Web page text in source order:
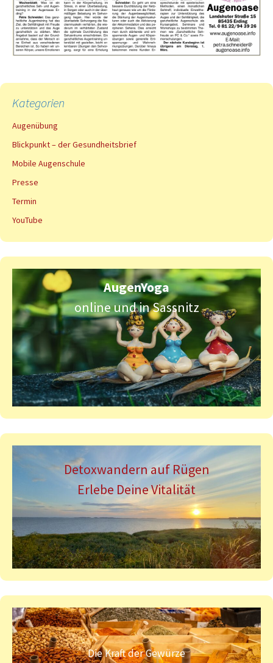
Kategorien
Augenübung
Blickpunkt – der Gesundheitsbrief
Mobile Augenschule
Presse
Termin
YouTube
AugenYoga
online und in Sassnitz
Detoxwandern auf Rügen
Erlebe Deine Vitalität
Die Kraft der Gewürze